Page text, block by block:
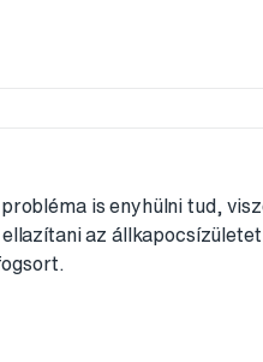
is enyhülni tud,
az